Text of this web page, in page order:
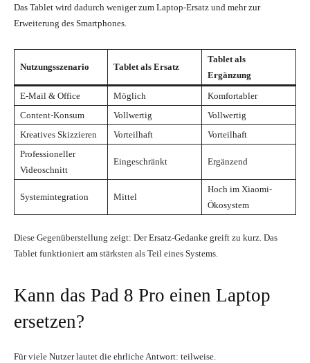
Das Tablet wird dadurch weniger zum Laptop-Ersatz und mehr zur
Erweiterung des Smartphones.
Nutzungsszenario Tablet als Ersatz
Tablet als
Ergänzung
E-Mail & Office
Möglich
Komfortabler
Content-Konsum
Vollwertig
Vollwertig
Kreatives Skizzieren
Vorteilhaft
Vorteilhaft
Professioneller
Videoschnitt
Eingeschränkt Ergänzend
Systemintegration Mittel
Hoch im Xiaomi-
Ökosystem
Diese Gegenüberstellung zeigt: Der Ersatz-Gedanke greift zu kurz. Das
Tablet funktioniert am stärksten als Teil eines Systems.
Kann das Pad 8 Pro einen Laptop
ersetzen?
Für viele Nutzer lautet die ehrliche Antwort: teilweise.